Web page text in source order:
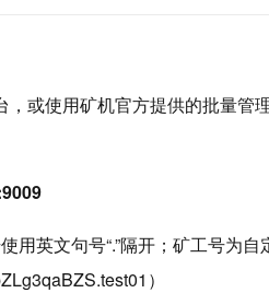
或使用矿机官方提供的批量管
用英文句号“.”隔开；矿工号为
）